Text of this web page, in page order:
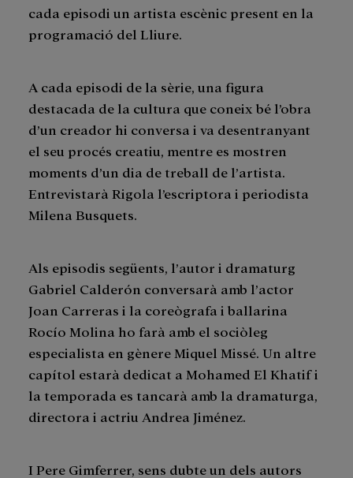
cada episodi un artista escènic present en la
programació del Lliure.
A cada episodi de la sèrie, una figura
destacada de la cultura que coneix bé l’obra
d’un creador hi conversa i va desentranyant
el seu procés creatiu, mentre es mostren
moments d’un dia de treball de l’artista.
Entrevistarà Rigola l’escriptora i periodista
Milena Busquets.
Als episodis següents, l’autor i dramaturg
Gabriel Calderón conversarà amb l’actor
Joan Carreras i la coreògrafa i ballarina
Rocío Molina ho farà amb el sociòleg
especialista en gènere Miquel Missé. Un altre
capítol estarà dedicat a Mohamed El Khatif i
la temporada es tancarà amb la dramaturga,
directora i actriu Andrea Jiménez.
I Pere Gimferrer, sens dubte un dels autors